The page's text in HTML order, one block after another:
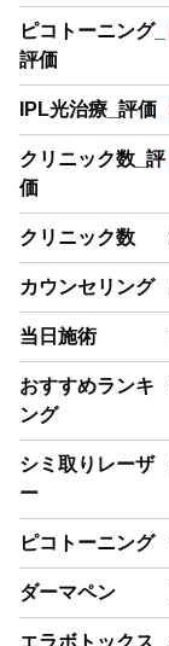
ピコトーニング_
評価
IPL光治療_評価
クリニック数_評
価
クリニック数
カウンセリング
当日施術
おすすめランキ
ング
シミ取りレーザ
ー
ピコトーニング
ダーマペン
エラボトックス